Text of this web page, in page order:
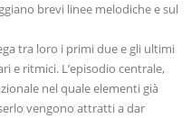
brevi linee melodiche e sul
tra loro i primi due e gli ultimi
e ritmici. L’episodio centrale,
nel quale elementi già
vengono attratti a dar